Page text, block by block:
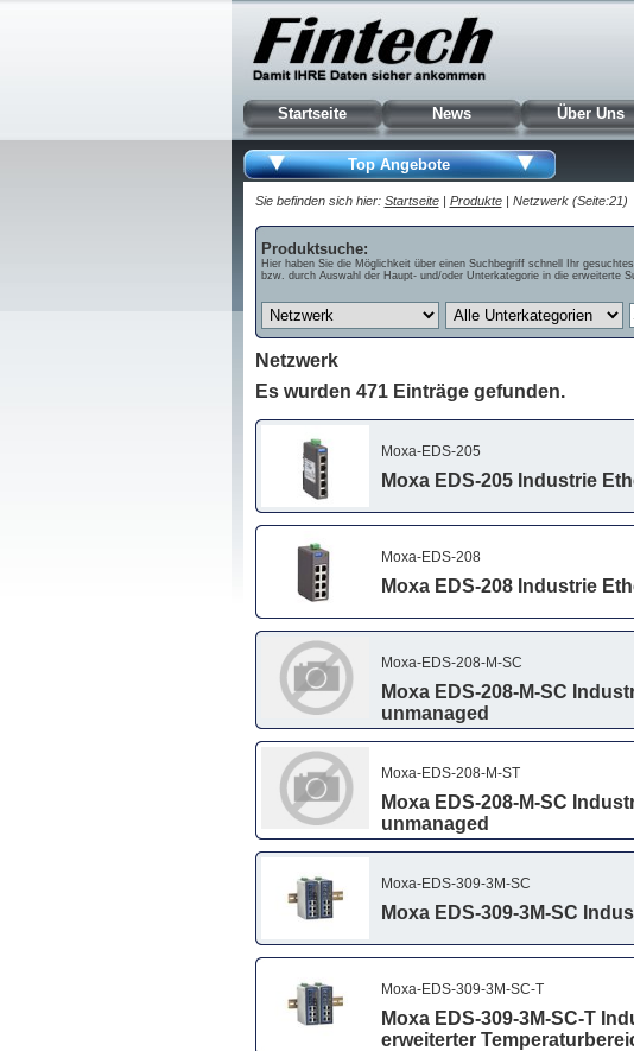
Startseite News Über Uns
Top Angebote
Sie befinden sich hier: Startseite| Produkte| Netzwerk (Seite:21)
Produktsuche:
Hier haben Sie die Möglichkeit über einen Suchbegriff schnell Ihr
bzw. durch Auswahl der Haupt- und/oder Unterkategorie in die erweiterte
Netzwerk
Es wurden 471 Einträge gefunden.
Moxa-EDS-205
Moxa EDS-205 Industrie
Moxa-EDS-208
Moxa EDS-208 Industrie
Moxa-EDS-208-M-SC
Moxa EDS-208-M-SC
unmanaged
Moxa-EDS-208-M-ST
Moxa EDS-208-M-SC
unmanaged
Moxa-EDS-309-3M-SC
Moxa EDS-309-3M-SC
Moxa-EDS-309-3M-SC-T
Moxa EDS-309-3M-SC-T
erweiterter